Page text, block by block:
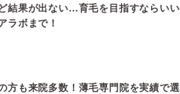
結果が出ない…育毛を目指すならいい
ラボまで！
方も来院多数！薄毛専門院を実績で選